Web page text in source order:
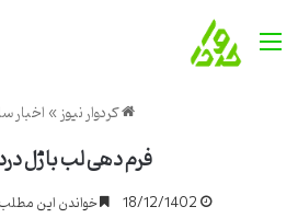
منو
کردوار نیوز»اخبار
فرم دهی لب با ژل
18/12/1402 خواندن این مطلب 6 دقیقه زمان میبرد